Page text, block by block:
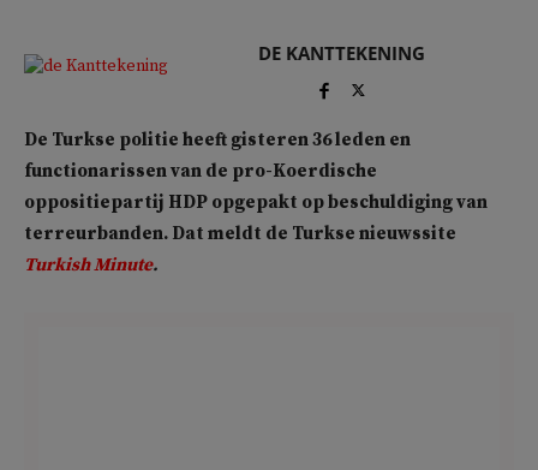
DE KANTTEKENING
De Turkse politie heeft gisteren 36 leden en
functionarissen van de pro-Koerdische
oppositiepartij HDP opgepakt op beschuldiging van
terreurbanden. Dat meldt de Turkse nieuwssite
Turkish Minute.